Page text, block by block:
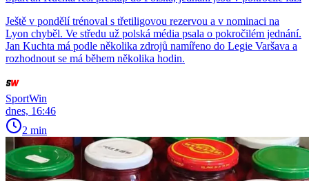
Ještě v pondělí trénoval s třetiligovou rezervou a v nominaci na
Lyon chyběl. Ve středu už polská média psala o pokročilém jednání.
Jan Kuchta má podle několika zdrojů namířeno do Legie Varšava a
rozhodnout se má během několika hodin.
SportWin
dnes, 16:46
2 min